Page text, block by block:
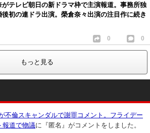
がテレビ朝日の新ドラマ枠で主演報道。事務所独
後初の連ドラ出演。榮倉奈々出演の注目作に続き
0 0
もっと見る
不倫スキャンダルで謝罪コメント。フライデー
報道で物議に『匿名』がコメントをしました。